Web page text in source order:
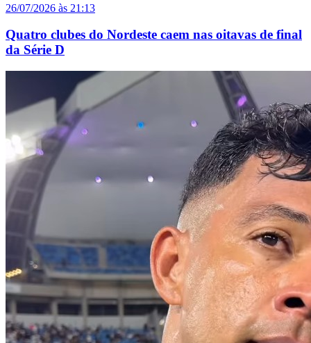
26/07/2026 às 21:13
Quatro clubes do Nordeste caem nas oitavas de final
da Série D